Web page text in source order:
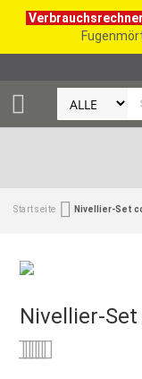
Verbrauchsrechner
Startseite Nivellier-Set
Nivellier-